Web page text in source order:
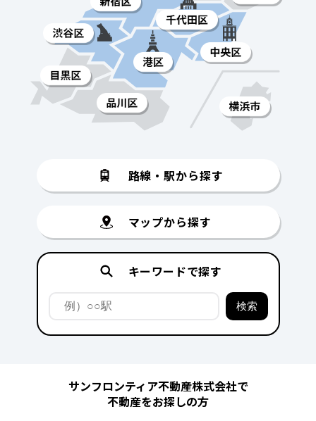
路線・駅から探す
マップから探す
キーワードで探す
サンフロンティア不動産株式会社で
不動産をお探しの方